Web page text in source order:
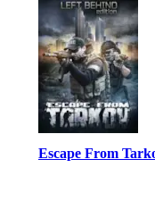
Escape From